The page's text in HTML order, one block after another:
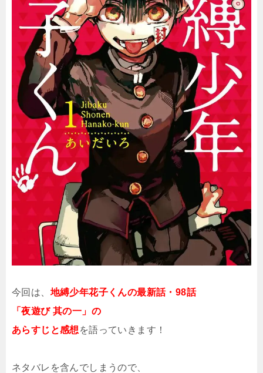
今回は、 地縛少年花子くんの最新話・98話
「夜遊び 其の一」の
あらすじと感想 を語っていきます！
ネタバレを含んでしまうので、